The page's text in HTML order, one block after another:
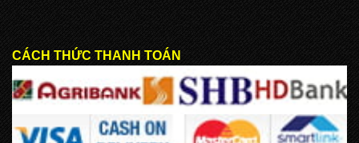
CÁCH THỨC THANH TOÁN